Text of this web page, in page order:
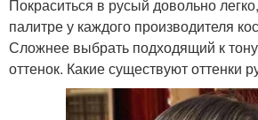
Покраситься в русый довольно
палитре у каждого производителя
Сложнее выбрать подходящий к
оттенок. Какие существуют оттенки